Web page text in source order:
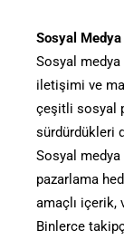
Sosyal
Sosyal
iletişimi ve
çeşitli sosyal
sürdürdükleri
Sosyal medya
pazarlama
amaçlı
Binlerce